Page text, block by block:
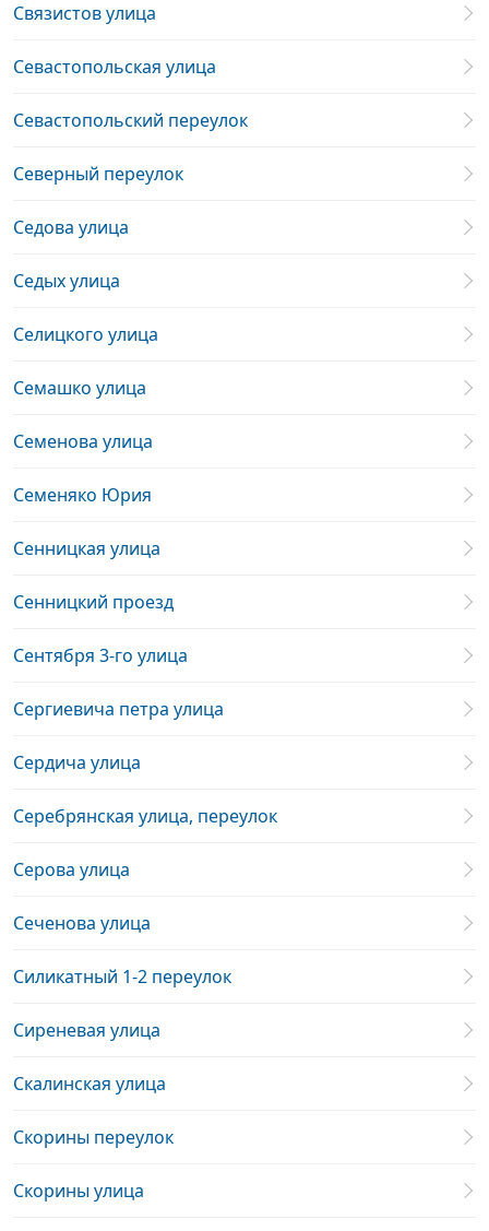
Связистов улица
Севастопольская улица
Севастопольский переулок
Северный переулок
Седова улица
Седых улица
Селицкого улица
Семашко улица
Семенова улица
Семеняко Юрия
Сенницкая улица
Сенницкий проезд
Сентября 3-го улица
Сергиевича петра улица
Сердича улица
Серебрянская улица, переулок
Серова улица
Сеченова улица
Силикатный 1-2 переулок
Сиреневая улица
Скалинская улица
Скорины переулок
Скорины улица